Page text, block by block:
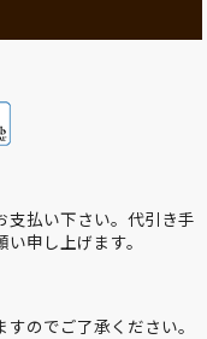
支払い下さい。代引き手
申し上げます。
のでご了承ください。